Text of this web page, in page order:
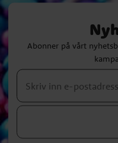
Abonner på vårt